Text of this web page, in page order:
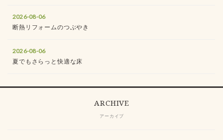
2026-08-06
断熱リフォームのつぶやき
2026-08-06
夏でもさらっと快適な床
ARCHIVE
アーカイブ